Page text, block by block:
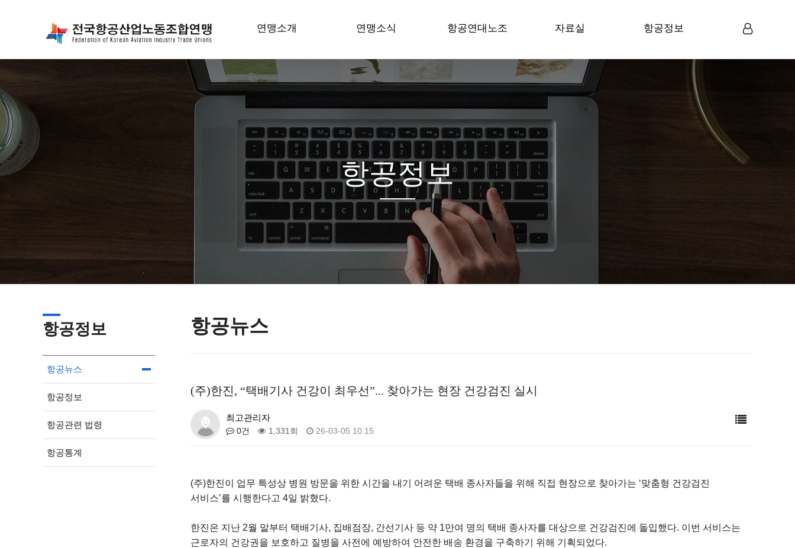
로그인
회원가입
연맹소개
위원장 인사말
선언 / 강령
연혁
조직도
오시는 길
연맹소식
성명/보도
현장은 지금
현장목소리
항공연대노조
조합원게시판
조합원자료실
공문서자료
자료실
일반자료
항공정보
항공관련 법령
항공정보
항공정보
항공뉴스
항공정보
항공관련 법령
항공통계
항공뉴스
(주)한진, “택배기사 건강이 최우선”... 찾아가는 현장 건강검진 실시
최고관리자
0건 1,331회 26-03-05 10:15
(주)한진이 업무 특성상 병원 방문을 위한 시간을 내기 어려운 택배 종사자들을 위해 직접 현장으로 찾아가는 ‘맞춤형 건강검진
서비스’를 시행한다고 4일 밝혔다.
한진은 지난 2월 말부터 택배기사, 집배점장, 간선기사 등 약 1만여 명의 택배 종사자를 대상으로 건강검진에 돌입했다. 이번 서비스는
근로자의 건강권을 보호하고 질병을 사전에 예방하여 안전한 배송 환경을 구축하기 위해 기획되었다.